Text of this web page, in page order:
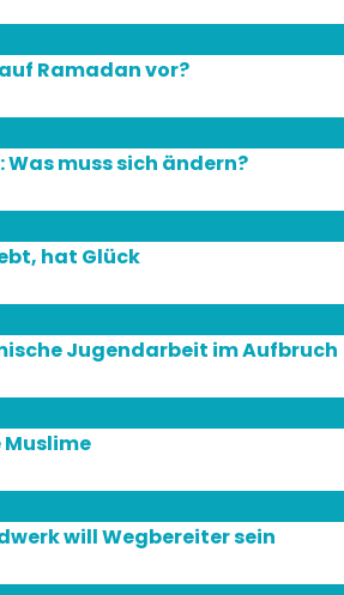
Ramadan vor?
Was muss sich ändern?
hat Glück
Jugendarbeit im Aufbruch
will Wegbereiter sein